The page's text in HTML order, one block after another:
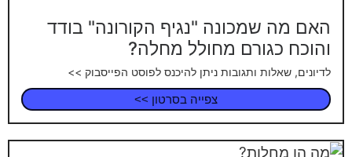
האם מה שמכונה "נגיף הקורונה" בודד
והוכח כגורם מחולל מחלה?
לדיונים, שאלות ותגובות ניתן להיכנס לפוסט הפייסבוק >>
צפייה בסרטון >>